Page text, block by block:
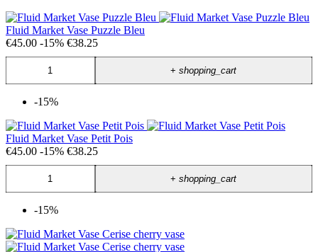
Fluid Market Vase Puzzle Bleu
€45.00 -15% €38.25
+shopping_cart
-15%
Fluid Market Vase Petit Pois
€45.00 -15% €38.25
+shopping_cart
-15%